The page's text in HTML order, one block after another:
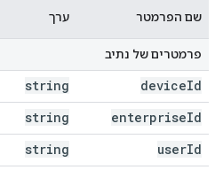
שם הפרמטר ערך
פרמטרים של נתיב
deviceId
string
enterpriseId
string
userId
string